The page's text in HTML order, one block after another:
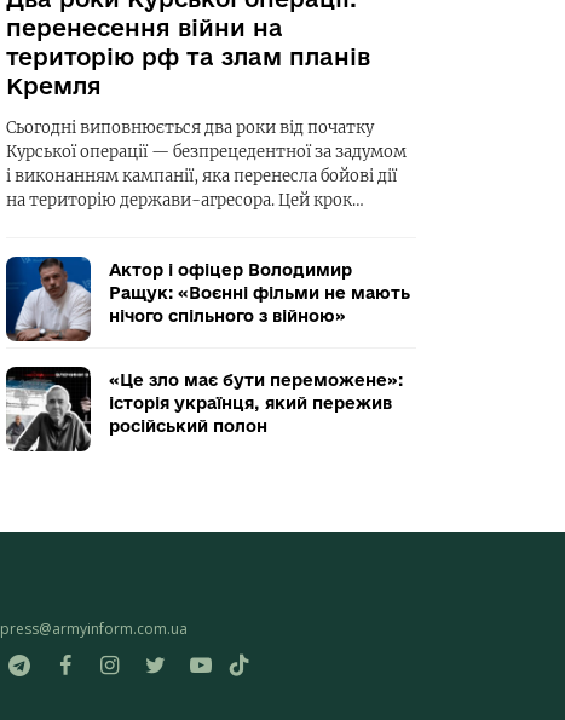
перенесення війни на
територію рф та злам планів
Кремля
Сьогодні виповнюється два роки від початку
Курської операції — безпрецедентної за задумом
і виконанням кампанії, яка перенесла бойові дії
на територію держави-агресора. Цей крок…
Актор і офіцер Володимир
Ращук: «Воєнні фільми не мають
нічого спільного з війною»
«Це зло має бути переможене»:
історія українця, який пережив
російський полон
press@armyinform.com.ua